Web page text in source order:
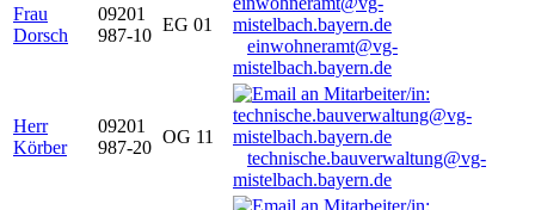
Frau
Dorsch
09201
987-10
EG 01
einwohneramt@vg-
mistelbach.bayern.de
Herr
Körber
09201
987-20
OG 11
technische.bauverwaltung@vg-
mistelbach.bayern.de